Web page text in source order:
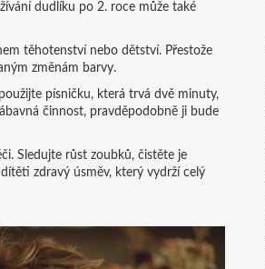
dudlíku po 2. roce může také
těhotenství nebo dětství. Přestože
změnám barvy.
písničku, která trvá dvě minuty,
činnost, pravděpodobně ji bude
Sledujte růst zoubků, čistěte je
zdravý úsměv, který vydrží celý